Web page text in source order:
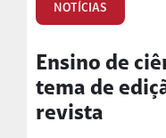
NOTÍCIAS
Ensino de
tema de
revista